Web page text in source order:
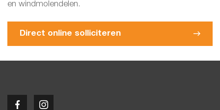
en windmolendelen.
Direct online solliciteren